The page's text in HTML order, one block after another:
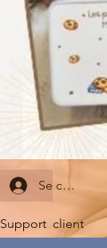
Se connecter
Support client